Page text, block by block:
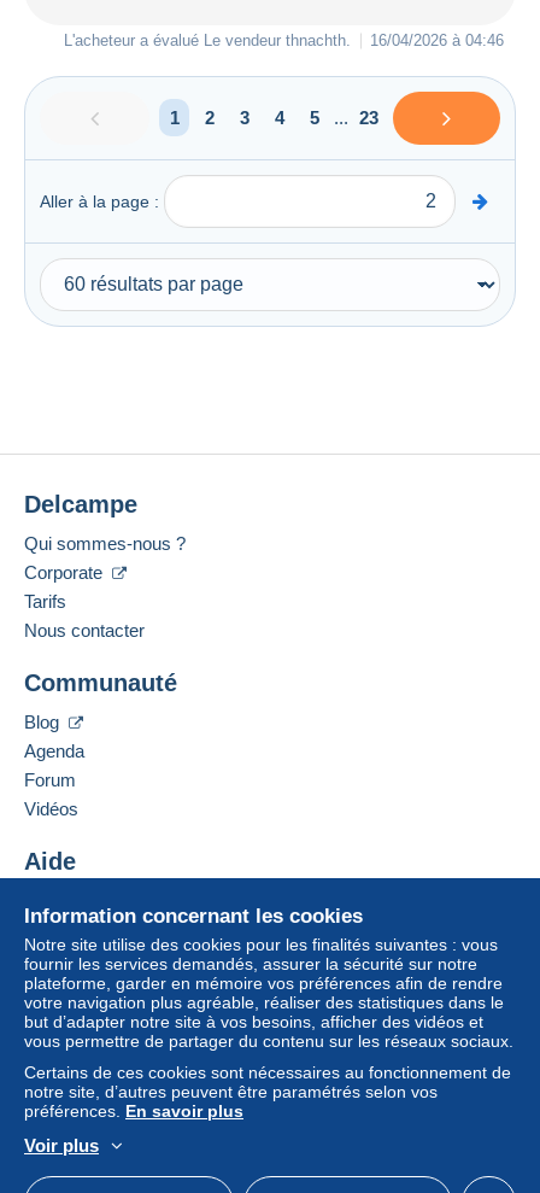
L'acheteur a évalué Le vendeur thnachth 16/04/2026 à 04:46
1 2 3 4 5 ... 23
Aller à la page :
Information concernant les cookies
Notre site utilise des cookies pour les finalités suivantes : vous
fournir les services demandés, assurer la sécurité sur notre
plateforme, garder en mémoire vos préférences afin de rendre
votre navigation plus agréable, réaliser des statistiques dans le
but d’adapter notre site à vos besoins, afficher des vidéos et
vous permettre de partager du contenu sur les réseaux sociaux.
Certains de ces cookies sont nécessaires au fonctionnement de
notre site, d’autres peuvent être paramétrés selon vos
préférences. En savoir plus
Voir plus
Delcampe
Qui sommes-nous ?
Corporate
Tarifs
Nous contacter
Communauté
Blog
Agenda
Forum
Vidéos
Aide
Acheter sur Delcampe
Vendre sur Delcampe
Un site sécurisé